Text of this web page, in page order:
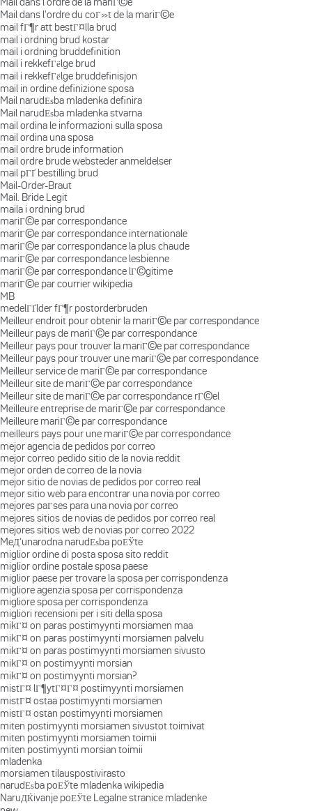
Mail dans l'ordre du coГ»t de la mariГ©e
mail fГ¶r att bestГ¤lla brud
mail i ordning brud kostar
mail i ordning bruddefinition
mail i rekkefГёlge brud
mail i rekkefГёlge bruddefinisjon
mail in ordine definizione sposa
Mail narudЕѕba mladenka definira
Mail narudЕѕba mladenka stvarna
mail ordina le informazioni sulla sposa
mail ordina una sposa
mail ordre brude information
mail ordre brude websteder anmeldelser
mail pГҐ bestilling brud
Mail-Order-Braut
Mail. Bride Legit
maila i ordning brud
mariГ©e par correspondance
mariГ©e par correspondance internationale
mariГ©e par correspondance la plus chaude
mariГ©e par correspondance lesbienne
mariГ©e par correspondance lГ©gitime
mariГ©e par courrier wikipedia
MB
medelГҐlder fГ¶r postorderbruden
Meilleur endroit pour obtenir la mariГ©e par correspondance
Meilleur pays de mariГ©e par correspondance
Meilleur pays pour trouver la mariГ©e par correspondance
Meilleur pays pour trouver une mariГ©e par correspondance
Meilleur service de mariГ©e par correspondance
Meilleur site de mariГ©e par correspondance
Meilleur site de mariГ©e par correspondance rГ©el
Meilleure entreprise de mariГ©e par correspondance
Meilleure mariГ©e par correspondance
meilleurs pays pour une mariГ©e par correspondance
mejor agencia de pedidos por correo
mejor correo pedido sitio de la novia reddit
mejor orden de correo de la novia
mejor sitio de novias de pedidos por correo real
mejor sitio web para encontrar una novia por correo
mejores paГ­ses para una novia por correo
mejores sitios de novias de pedidos por correo real
mejores sitios web de novias por correo 2022
MeД‘unarodna narudЕѕba poЕЎte
miglior ordine di posta sposa sito reddit
miglior ordine postale sposa paese
miglior paese per trovare la sposa per corrispondenza
migliore agenzia sposa per corrispondenza
migliore sposa per corrispondenza
migliori recensioni per i siti della sposa
mikГ¤ on paras postimyynti morsiamen maa
mikГ¤ on paras postimyynti morsiamen palvelu
mikГ¤ on paras postimyynti morsiamen sivusto
mikГ¤ on postimyynti morsian
mikГ¤ on postimyynti morsian?
mistГ¤ lГ¶ytГ¤Г¤ postimyynti morsiamen
mistГ¤ ostaa postimyynti morsiamen
mistГ¤ ostan postimyynti morsiamen
miten postimyynti morsiamen sivustot toimivat
miten postimyynti morsiamen toimii
miten postimyynti morsian toimii
mladenka
morsiamen tilauspostivirasto
narudЕѕba poЕЎte mladenka wikipedia
NaruДЌivanje poЕЎte Legalne stranice mladenke